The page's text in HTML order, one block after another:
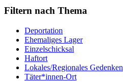
Filtern nach Thema
Deportation
Ehemaliges Lager
Einzelschicksal
Haftort
Lokales/Regionales Gedenken
Täter*innen-Ort